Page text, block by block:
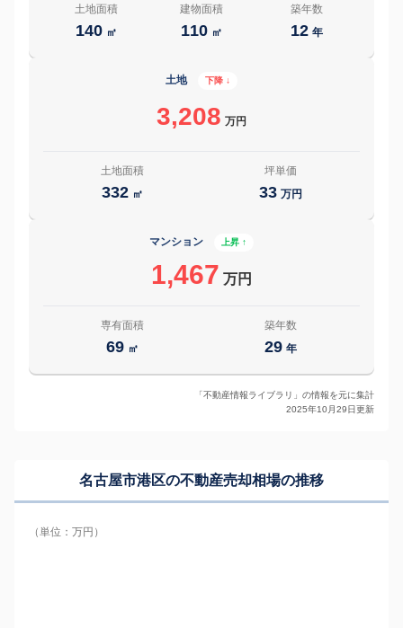
土地面積
140 ㎡
建物面積
110 ㎡
築年数
12 年
土地 下降 ↓
3,208 万円
土地面積
332 ㎡
坪単価
33 万円
マンション 上昇 ↑
1,467 万円
専有面積
69 ㎡
築年数
29 年
「不動産情報ライブラリ」の情報を元に集計
2025年10月29日更新
名古屋市港区の不動産売却相場の推移
（単位：万円）